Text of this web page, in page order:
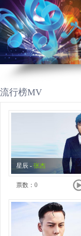
流行榜MV
星辰 - 张杰
票数： 0